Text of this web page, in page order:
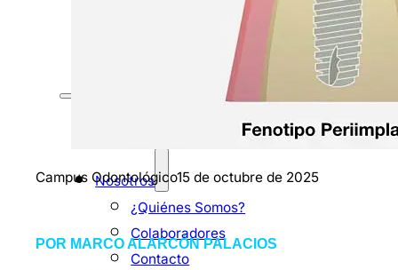
Nosotros
¿Quiénes Somos?
Colaboradores
Contacto
Campus Odontológico15 de octubre de 2025
POR MARCO ALARCÓN PALACIOS